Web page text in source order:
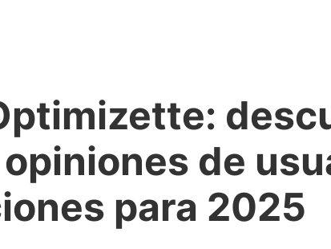
de
para 2025